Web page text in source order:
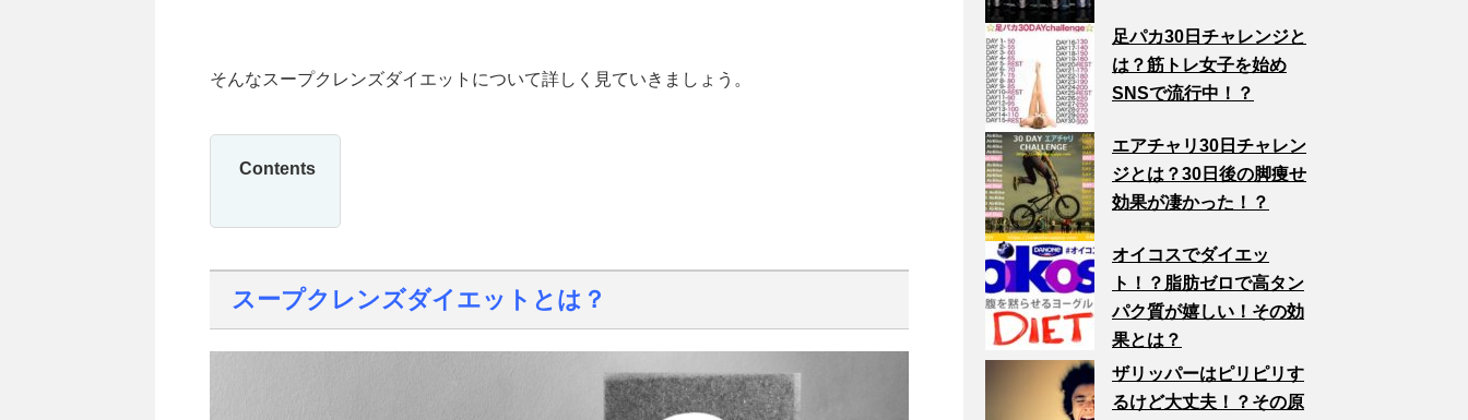
そんなスープクレンズダイエットについて詳しく見ていきましょう。
Contents
スープクレンズダイエットとは？
足パカ30日チャレンジと
は？筋トレ女子を始め
SNSで流行中！？
エアチャリ30日チャレン
ジとは？30日後の脚痩せ
効果が凄かった！？
オイコスでダイエッ
ト！？脂肪ゼロで高タン
パク質が嬉しい！その効
果とは？
ザリッパーはピリピリす
るけど大丈夫！？その原